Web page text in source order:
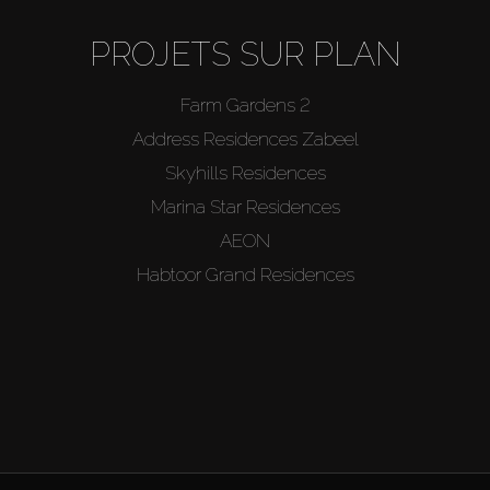
PROJETS SUR PLAN
Farm Gardens 2
Address Residences Zabeel
Skyhills Residences
Marina Star Residences
AEON
Habtoor Grand Residences